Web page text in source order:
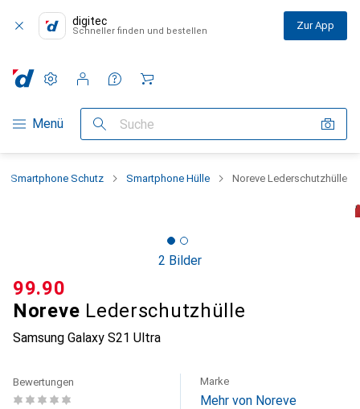
digitec
Schneller finden und bestellen Zur App
Navigation nach Kategorien
Menü Suche
Einstellungen
Kundenkonto
Vergleichslisten
Merklisten
Warenkorb
Smartphone Schutz Smartphone Hülle Noreve Lederschutzhülle
2 Bilder
Noreve Lederschutzhülle
Samsung Galaxy S21 Ultra
CHF
99.90
Bewertungen Marke
Mehr von Noreve